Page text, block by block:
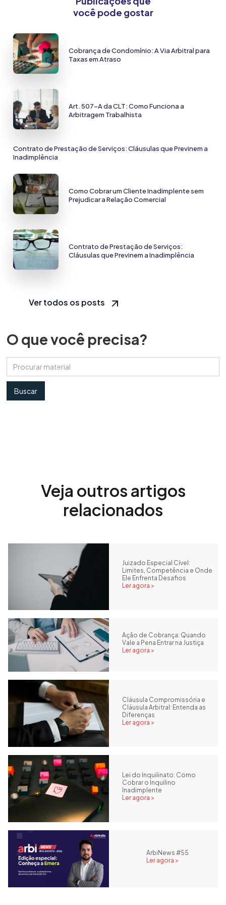
você pode gostar
Cobrança de Condomínio: A Via Arbitral para
Taxas em Atraso
Art. 507-A da CLT: Como Funciona a
Arbitragem Trabalhista
Contrato de Prestação de Serviços: Cláusulas que Previnem a
Inadimplência
Como Cobrar um Cliente Inadimplente sem
Prejudicar a Relação Comercial
Contrato de Prestação de Serviços:
Cláusulas que Previnem a Inadimplência
Ver todos os posts
O que você precisa?
Veja outros artigos
relacionados
Juizado Especial Cível:
Limites, Competência e Onde
Ele Enfrenta Desafios
Ler agora >
Ação de Cobrança: Quando
Vale a Pena Entrar na Justiça
Ler agora >
Cláusula Compromissória e
Cláusula Arbitral: Entenda as
Diferenças
Ler agora >
Lei do Inquilinato: Como
Cobrar o Inquilino
Inadimplente
Ler agora >
ArbiNews #55
Ler agora >